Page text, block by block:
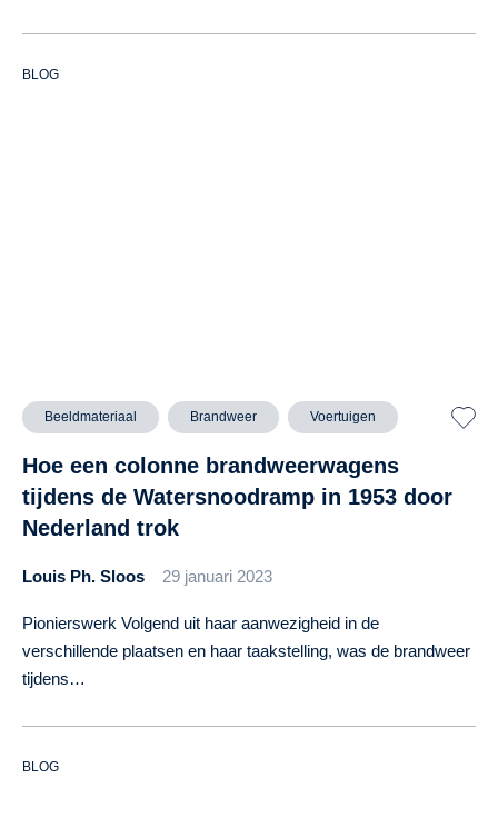
BLOG
Beeldmateriaal Brandweer Voertuigen
Hoe een colonne brandweerwagens
tijdens de Watersnoodramp in 1953 door
Nederland trok
Louis Ph. Sloos 29 januari 2023
Pionierswerk Volgend uit haar aanwezigheid in de
verschillende plaatsen en haar taakstelling, was de brandweer
tijdens…
BLOG